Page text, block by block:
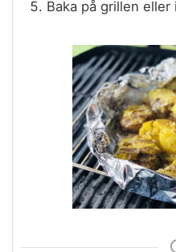
Baka på grillen